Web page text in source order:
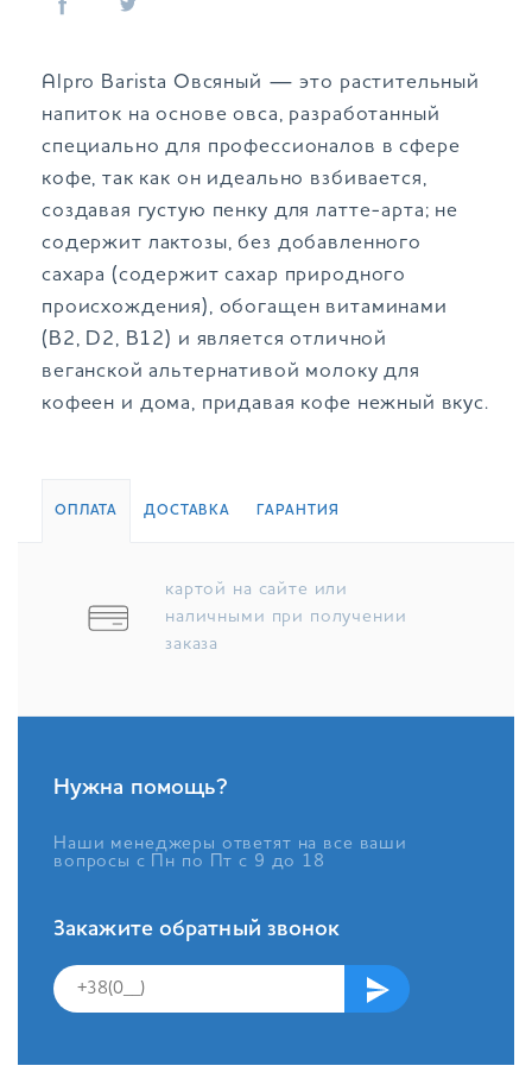
Alpro Barista Овсяный — это растительный
напиток на основе овса, разработанный
специально для профессионалов в сфере
кофе, так как он идеально взбивается,
создавая густую пенку для латте-арта; не
содержит лактозы, без добавленного
сахара (содержит сахар природного
происхождения), обогащен витаминами
(B2, D2, B12) и является отличной
веганской альтернативой молоку для
кофеен и дома, придавая кофе нежный вкус.
ОПЛАТА ДОСТАВКА ГАРАНТИЯ
картой на сайте или
наличными при получении
заказа
Нужна помощь?
Наши менеджеры ответят на все ваши
вопросы с Пн по Пт с 9 до 18
Закажите обратный звонок